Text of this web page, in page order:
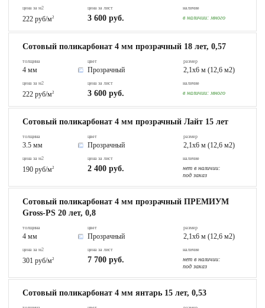
цена за м2
222 руб/м2
цена за лист
3 600 руб.
наличие
в наличии: много
Сотовый поликарбонат 4 мм прозрачный 18 лет, 0,57
толщина
4 мм
цвет
Прозрачный
размер
2,1х6 м (12,6 м2)
цена за м2
222 руб/м2
цена за лист
3 600 руб.
наличие
в наличии: много
Сотовый поликарбонат 4 мм прозрачный Лайт 15 лет
толщина
3.5 мм
цвет
Прозрачный
размер
2,1х6 м (12,6 м2)
цена за м2
190 руб/м2
цена за лист
2 400 руб.
наличие
нет в наличии:
под заказ
Сотовый поликарбонат 4 мм прозрачный ПРЕМИУМ
Gross-PS 20 лет, 0,8
толщина
4 мм
цвет
Прозрачный
размер
2,1х6 м (12,6 м2)
цена за м2
301 руб/м2
цена за лист
7 700 руб.
наличие
нет в наличии:
под заказ
Сотовый поликарбонат 4 мм янтарь 15 лет, 0,53